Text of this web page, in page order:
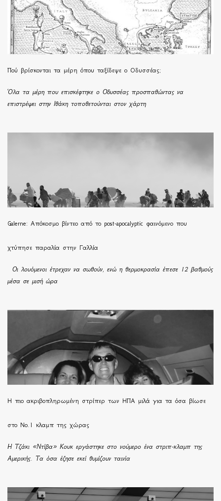
Πού βρίσκονται τα μέρη όπου ταξίδεψε ο Οδυσσέας;
Όλα τα μέρη που επισκέφτηκε ο Οδυσσέας προσπαθώντας να
επιστρέψει στην Ιθάκη τοποθετούνται στον χάρτη
Galerne: Απόκοσμο βίντεο από το post-apocalyptic φαινόμενο που
χτύπησε παραλία στην Γαλλία
Οι λουόμενοι έτρεχαν να σωθούν, ενώ η θερμοκρασία έπεσε 12 βαθμούς
μέσα σε μισή ώρα
H πιο ακριβοπληρωμένη στρίπερ των ΗΠΑ μιλά για τα όσα βίωσε
στο Νο.1 κλαμπ της χώρας
Η Τζάκι «Ντίβα» Κουκ εργάστηκε στο νούμερο ένα στριπ-κλαμπ της
Αμερικής. Τα όσα έζησε εκεί θυμίζουν ταινία